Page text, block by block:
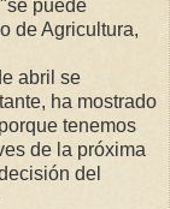
puede
de Agricultura,
abril se
ha mostrado
tenemos
de la próxima
del